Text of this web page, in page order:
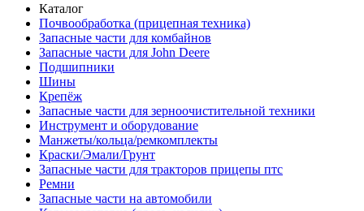
Каталог
Почвообработка (прицепная техника)
Запасные части для комбайнов
Запасные части для John Deere
Подшипники
Шины
Крепёж
Запасные части для зерноочистительной техники
Инструмент и оборудование
Манжеты/кольца/ремкомплекты
Краски/Эмали/Грунт
Запасные части для тракторов прицепы птс
Ремни
Запасные части на автомобили